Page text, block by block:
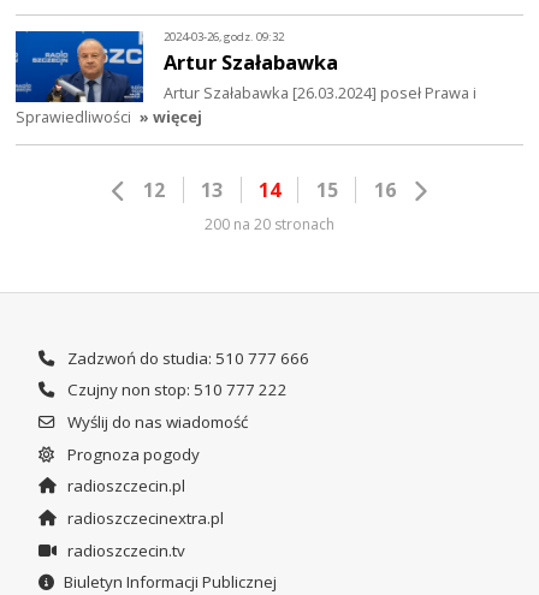
2024-03-26, godz. 09:32
Artur Szałabawka
Artur Szałabawka [26.03.2024] poseł Prawa i
Sprawiedliwości » więcej
12 13 14 15 16
200 na 20 stronach
Zadzwoń do studia: 510 777 666
Czujny non stop: 510 777 222
Wyślij do nas wiadomość
Prognoza pogody
radioszczecin.pl
radioszczecinextra.pl
radioszczecin.tv
Biuletyn Informacji Publicznej